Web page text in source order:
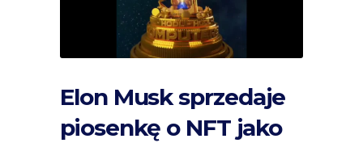
Elon Musk sprzedaje
piosenkę o NFT jako